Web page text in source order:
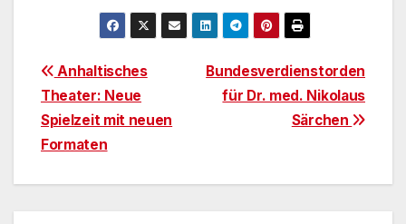
Beitragsnavigation
Bundesverdienstorden
für Dr. med. Nikolaus
Särchen
Anhaltisches
Theater: Neue
Spielzeit mit neuen
Formaten